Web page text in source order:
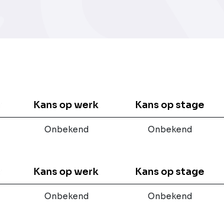
Kans op werk Kans op stage
Onbekend Onbekend
Kans op werk Kans op stage
Onbekend Onbekend